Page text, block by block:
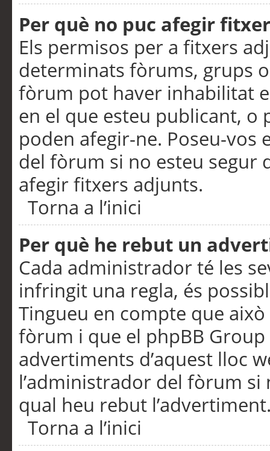
Per què no puc afegir
Els permisos per a fitxers
determinats fòrums, grups
fòrum pot haver inhabilitat
en el que esteu publicant,
poden afegir-ne. Poseu-vos
del fòrum si no esteu segur
afegir fitxers adjunts.
Torna a l’inici
Per què he rebut un
Cada administrador té les
infringit una regla, és
Tingueu en compte que
fòrum i que el phpBB
advertiments d’aquest lloc
l’administrador del fòrum
qual heu rebut
Torna a l’inici